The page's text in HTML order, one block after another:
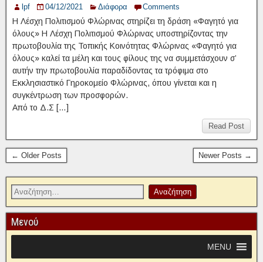
lpf 04/12/2021 Διάφορα Comments
Η Λέσχη Πολιτισμού Φλώρινας στηρίζει τη δράση «Φαγητό για
όλους» Η Λέσχη Πολιτισμού Φλώρινας υποστηρίζοντας την
πρωτοβουλία της Τοπικής Κοινότητας Φλώρινας «Φαγητό για
όλους» καλεί τα μέλη και τους φίλους της να συμμετάσχουν σ’
αυτήν την πρωτοβουλία παραδίδοντας τα τρόφιμα στο
Εκκλησιαστικό Γηροκομείο Φλώρινας, όπου γίνεται και η
συγκέντρωση των προσφορών.
Από το Δ.Σ […]
Read Post
← Older Posts Newer Posts →
Μενού
MENU